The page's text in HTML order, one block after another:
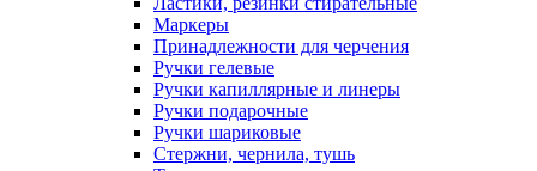
Маркеры
Принадлежности для черчения
Ручки гелевые
Ручки капиллярные и линеры
Ручки подарочные
Ручки шариковые
Стержни, чернила, тушь